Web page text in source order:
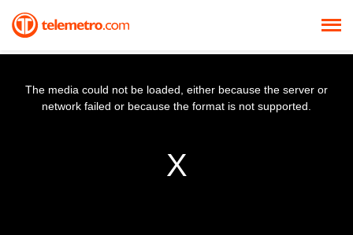
The media could not be loaded, either because the server or
network failed or because the format is not supported.